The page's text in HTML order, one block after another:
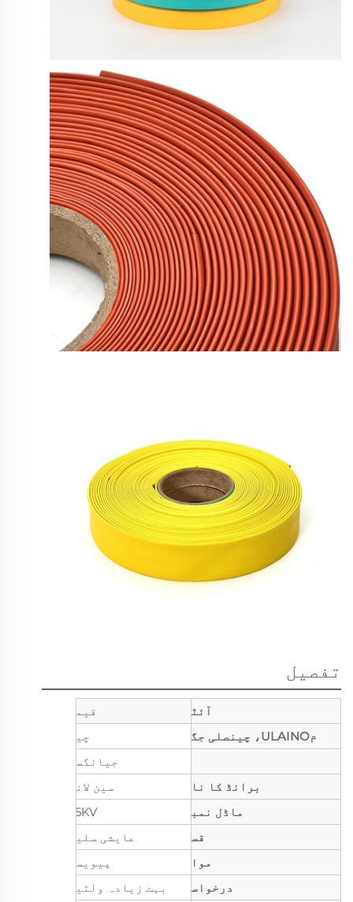
تفصیل
آئٹم
قیمت
مULAINO، چینصلی جگہ
چین
جیانگسو
برانڈ کا نام
سین لائن
ماڈل نمبر
35KV
قسم
عایشی سلیو
مواد
پیویسی
درخواست
بہت زیادہ ولٹیج